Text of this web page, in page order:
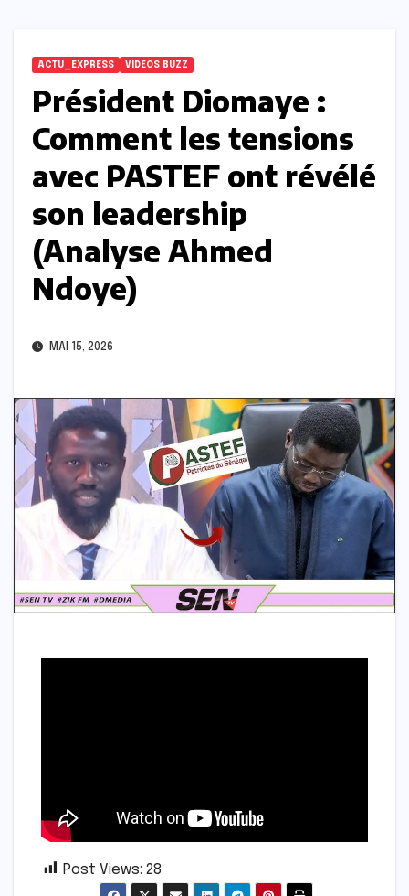
ACTU_EXPRESS VIDEOS BUZZ
Président Diomaye :
Comment les tensions
avec PASTEF ont révélé
son leadership
(Analyse Ahmed
Ndoye)
MAI 15, 2026
Post Views: 28